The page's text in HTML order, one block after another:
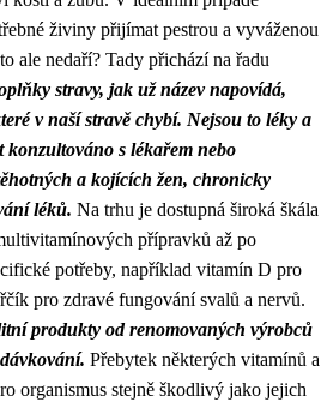
živiny přijímat pestrou a vyváženou
ale nedaří? Tady přichází na řadu
stravy, jak už název napovídá,
v naší stravě chybí. Nejsou to léky a
s lékařem nebo
a kojících žen, chronicky
léků. Na trhu je dostupná široká škála
přípravků až po
potřeby, například vitamín D pro
pro zdravé fungování svalů a nervů.
produkty od renomovaných výrobců
Přebytek některých vitamínů a
organismus stejně škodlivý jako jejich